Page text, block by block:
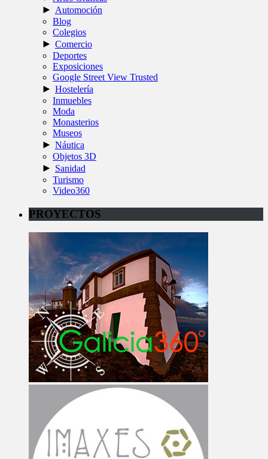
► Automoción
Blog
Colegios
► Comercio
Deportes
Exposiciones
Google Street View Trusted
► Hostelería
Inmuebles
Moda
Monasterios
Museos
► Náutica
Objetos 3D
► Sanidad
Turismo
Video360
PROYECTOS